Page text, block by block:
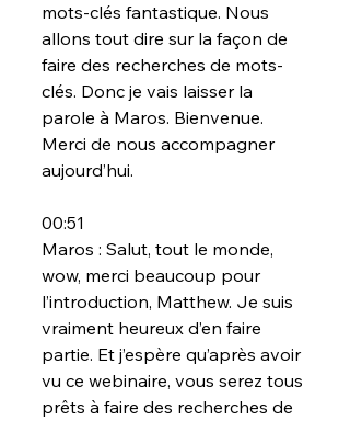
mots-clés fantastique. Nous
allons tout dire sur la façon de
faire des recherches de mots-
clés. Donc je vais laisser la
parole à Maros. Bienvenue.
Merci de nous accompagner
aujourd’hui.
00:51
Maros : Salut, tout le monde,
wow, merci beaucoup pour
l’introduction, Matthew. Je suis
vraiment heureux d’en faire
partie. Et j’espère qu’après avoir
vu ce webinaire, vous serez tous
prêts à faire des recherches de